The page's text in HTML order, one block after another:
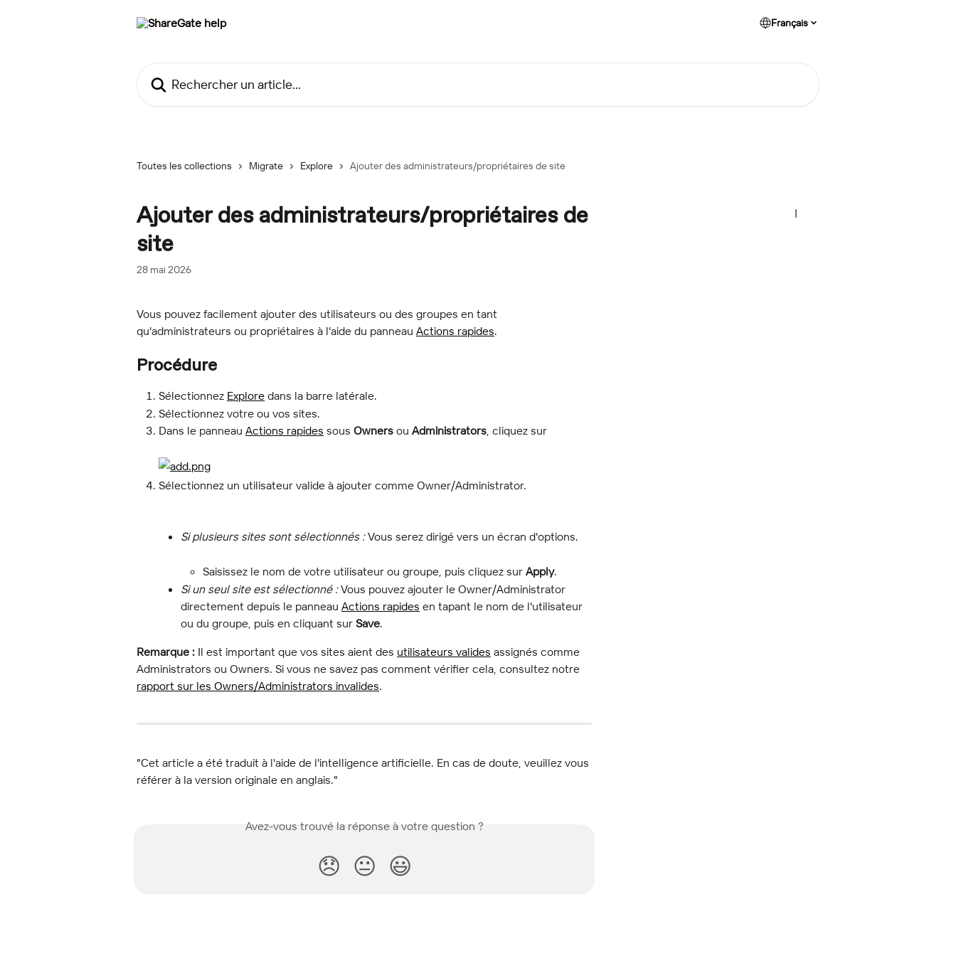
Français
Toutes les collections Migrate Explore Ajouter des administrateurs/propriétaires de site
Ajouter des administrateurs/propriétaires de
site
28 mai 2026
Vous pouvez facilement ajouter des utilisateurs ou des groupes en tant
qu'administrateurs ou propriétaires à l'aide du panneau Actions rapides.
Procédure
Sélectionnez Explore dans la barre latérale.
Sélectionnez votre ou vos sites.
Dans le panneau Actions rapides sous Owners ou Administrators, cliquez sur
Sélectionnez un utilisateur valide à ajouter comme Owner/Administrator.
Si plusieurs sites sont sélectionnés : Vous serez dirigé vers un écran d'options.
Saisissez le nom de votre utilisateur ou groupe, puis cliquez sur Apply.
Si un seul site est sélectionné : Vous pouvez ajouter le Owner/Administrator
directement depuis le panneau Actions rapides en tapant le nom de l'utilisateur
ou du groupe, puis en cliquant sur Save.
Remarque : Il est important que vos sites aient des utilisateurs valides assignés comme
Administrators ou Owners. Si vous ne savez pas comment vérifier cela, consultez notre
rapport sur les Owners/Administrators invalides.
"Cet article a été traduit à l'aide de l'intelligence artificielle. En cas de doute, veuillez vous
référer à la version originale en anglais."
Avez-vous trouvé la réponse à votre question ?
😞 😐 😃